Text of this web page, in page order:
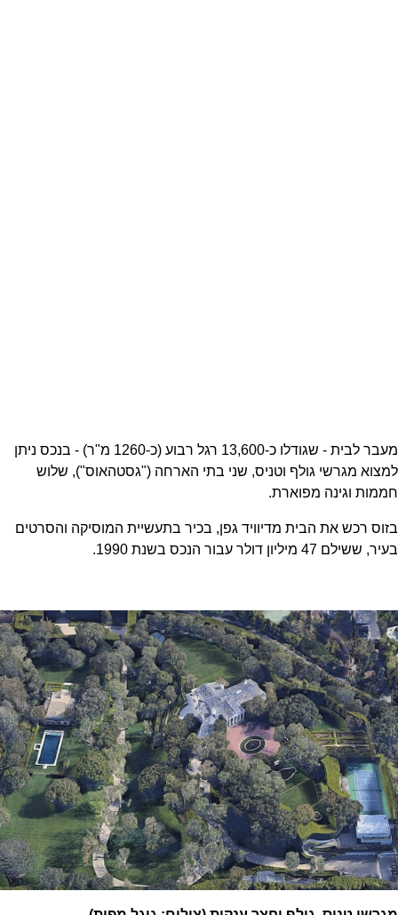
מעבר לבית - שגודלו כ-13,600 רגל רבוע (כ-1260 מ"ר) - בנכס ניתן
למצוא מגרשי גולף וטניס, שני בתי הארחה ("גסטהאוס"), שלוש
חממות וגינה מפוארת.
בזוס רכש את הבית מדיוויד גפן, בכיר בתעשיית המוסיקה והסרטים
בעיר, ששילם 47 מיליון דולר עבור הנכס בשנת 1990.